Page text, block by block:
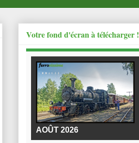
Votre fond d'écran à télécharger !
AOÛT 2026